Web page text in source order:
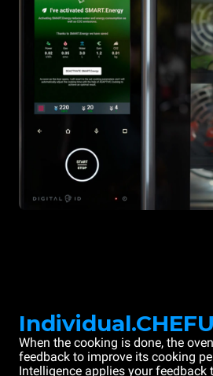
When the cooking is done, the
feedback to improve its cooking
Intelligence applies your feedback